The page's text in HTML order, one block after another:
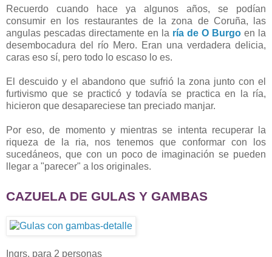
Recuerdo cuando hace ya algunos años, se podían
consumir en los restaurantes de la zona de Coruña, las
angulas pescadas directamente en la ría de O Burgo en la
desembocadura del río Mero. Eran una verdadera delicia,
caras eso sí, pero todo lo escaso lo es.
El descuido y el abandono que sufrió la zona junto con el
furtivismo que se practicó y todavía se practica en la ría,
hicieron que desapareciese tan preciado manjar.
Por eso, de momento y mientras se intenta recuperar la
riqueza de la ria, nos tenemos que conformar con los
sucedáneos, que con un poco de imaginación se pueden
llegar a "parecer" a los originales.
CAZUELA DE GULAS Y GAMBAS
Ingrs. para 2 personas